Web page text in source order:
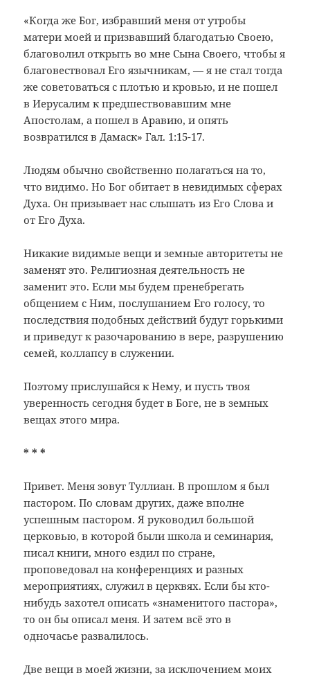
«Когда же Бог, избравший меня от утробы
матери моей и призвавший благодатью Своею,
благоволил открыть во мне Сына Своего, чтобы я
благовествовал Его язычникам, — я не стал тогда
же советоваться с плотью и кровью, и не пошел
в Иерусалим к предшествовавшим мне
Апостолам, а пошел в Аравию, и опять
возвратился в Дамаск» Гал. 1:15-17.
Людям обычно свойственно полагаться на то,
что видимо. Но Бог обитает в невидимых сферах
Духа. Он призывает нас слышать из Его Слова и
от Его Духа.
Никакие видимые вещи и земные авторитеты не
заменят это. Религиозная деятельность не
заменит это. Если мы будем пренебрегать
общением с Ним, послушанием Его голосу, то
последствия подобных действий будут горькими
и приведут к разочарованию в вере, разрушению
семей, коллапсу в служении.
Поэтому прислушайся к Нему, и пусть твоя
уверенность сегодня будет в Боге, не в земных
вещах этого мира.
* * *
Привет. Меня зовут Туллиан. В прошлом я был
пастором. По словам других, даже вполне
успешным пастором. Я руководил большой
церковью, в которой были школа и семинария,
писал книги, много ездил по стране,
проповедовал на конференциях и разных
мероприятиях, служил в церквях. Если бы кто-
нибудь захотел описать «знаменитого пастора»,
то он бы описал меня. И затем всё это в
одночасье развалилось.
Две вещи в моей жизни, за исключением моих